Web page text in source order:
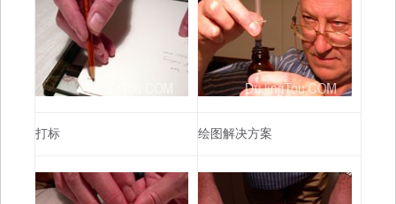
打标 绘图解决方案